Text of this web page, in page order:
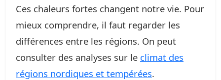
Ces chaleurs fortes changent notre vie. Pour
mieux comprendre, il faut regarder les
différences entre les régions. On peut
consulter des analyses sur le climat des
régions nordiques et tempérées.